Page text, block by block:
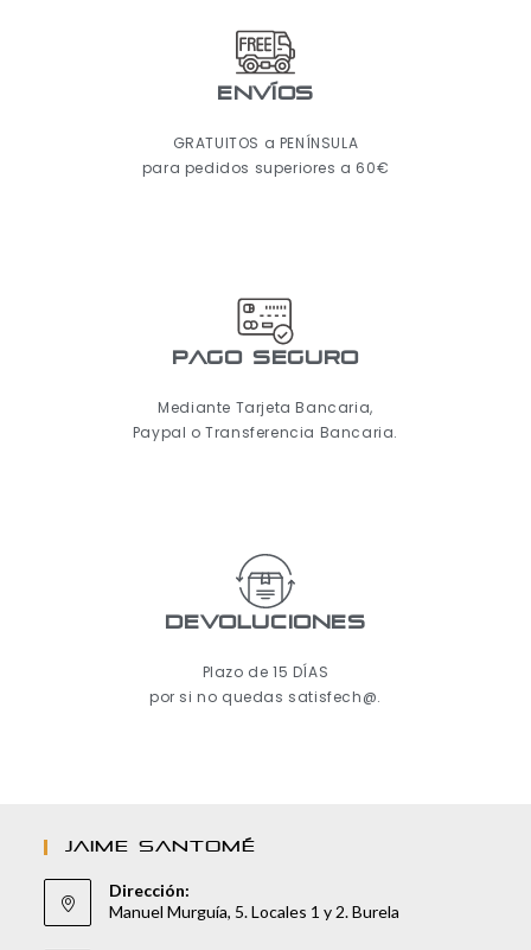
ENVÍOS
GRATUITOS a PENÍNSULA
para pedidos superiores a 60€
pago seguro
Mediante Tarjeta Bancaria,
Paypal o Transferencia Bancaria.
Devoluciones
Plazo de 15 DÍAS
por si no quedas satisfech@.
JAIME SANTOMÉ
Dirección:
Manuel Murguía, 5. Locales 1 y 2. Burela